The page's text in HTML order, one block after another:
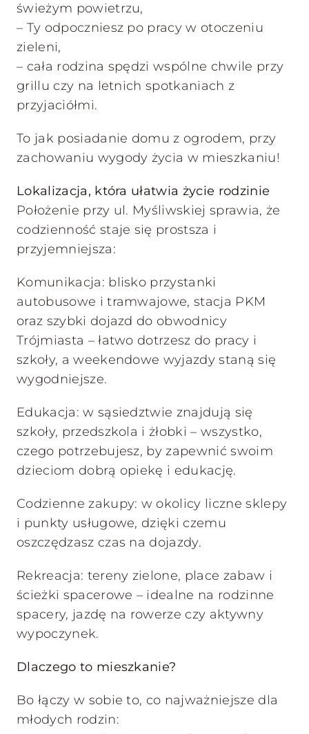
świeżym powietrzu,
– Ty odpoczniesz po pracy w otoczeniu
zieleni,
– cała rodzina spędzi wspólne chwile przy
grillu czy na letnich spotkaniach z
przyjaciółmi.
To jak posiadanie domu z ogrodem, przy
zachowaniu wygody życia w mieszkaniu!
Lokalizacja, która ułatwia życie rodzinie
Położenie przy ul. Myśliwskiej sprawia, że
codzienność staje się prostsza i
przyjemniejsza:
Komunikacja: blisko przystanki
autobusowe i tramwajowe, stacja PKM
oraz szybki dojazd do obwodnicy
Trójmiasta – łatwo dotrzesz do pracy i
szkoły, a weekendowe wyjazdy staną się
wygodniejsze.
Edukacja: w sąsiedztwie znajdują się
szkoły, przedszkola i żłobki – wszystko,
czego potrzebujesz, by zapewnić swoim
dzieciom dobrą opiekę i edukację.
Codzienne zakupy: w okolicy liczne sklepy
i punkty usługowe, dzięki czemu
oszczędzasz czas na dojazdy.
Rekreacja: tereny zielone, place zabaw i
ścieżki spacerowe – idealne na rodzinne
spacery, jazdę na rowerze czy aktywny
wypoczynek.
Dlaczego to mieszkanie?
Bo łączy w sobie to, co najważniejsze dla
młodych rodzin: